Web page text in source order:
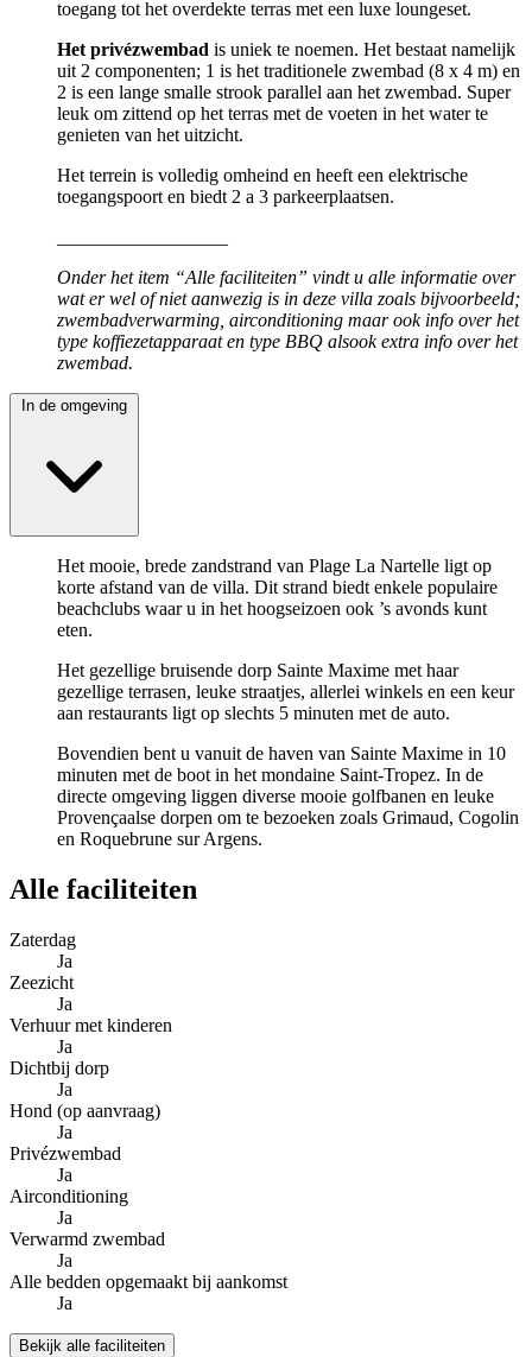
toegang tot het overdekte terras met een luxe loungeset.
Het privézwembad is uniek te noemen. Het bestaat namelijk
uit 2 componenten; 1 is het traditionele zwembad (8 x 4 m) en
2 is een lange smalle strook parallel aan het zwembad. Super
leuk om zittend op het terras met de voeten in het water te
genieten van het uitzicht.
Het terrein is volledig omheind en heeft een elektrische
toegangspoort en biedt 2 a 3 parkeerplaatsen.
Onder het item “Alle faciliteiten” vindt u alle informatie over
wat er wel of niet aanwezig is in deze villa zoals bijvoorbeeld;
zwembadverwarming, airconditioning maar ook info over het
type koffiezetapparaat en type BBQ alsook extra info over het
zwembad.
Het mooie, brede zandstrand van Plage La Nartelle ligt op
korte afstand van de villa. Dit strand biedt enkele populaire
beachclubs waar u in het hoogseizoen ook ’s avonds kunt
eten.
Het gezellige bruisende dorp Sainte Maxime met haar
gezellige terrasen, leuke straatjes, allerlei winkels en een keur
aan restaurants ligt op slechts 5 minuten met de auto.
Bovendien bent u vanuit de haven van Sainte Maxime in 10
minuten met de boot in het mondaine Saint-Tropez. In de
directe omgeving liggen diverse mooie golfbanen en leuke
Provençaalse dorpen om te bezoeken zoals Grimaud, Cogolin
en Roquebrune sur Argens.
Alle faciliteiten
Zaterdag
Ja
Zeezicht
Ja
Verhuur met kinderen
Ja
Dichtbij dorp
Ja
Hond (op aanvraag)
Ja
Privézwembad
Ja
Airconditioning
Ja
Verwarmd zwembad
Ja
Alle bedden opgemaakt bij aankomst
Ja
Bekijk alle faciliteiten